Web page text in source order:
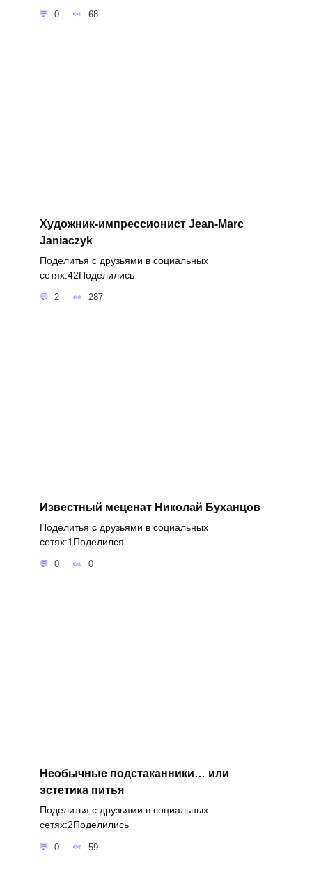
0 68
Художник-импрессионист Jean-Marc
Janiaczyk
Поделитья с друзьями в социальных
сетях:42Поделились
2 287
Известный меценат Николай Буханцов
Поделитья с друзьями в социальных
сетях:1Поделился
0 0
Необычные подстаканники… или
эстетика питья
Поделитья с друзьями в социальных
сетях:2Поделились
0 59